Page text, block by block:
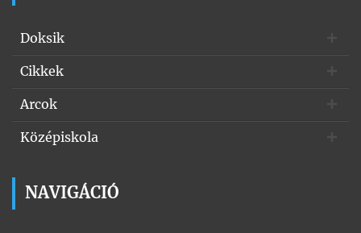
Doksik
Cikkek
Arcok
Középiskola
NAVIGÁCIÓ